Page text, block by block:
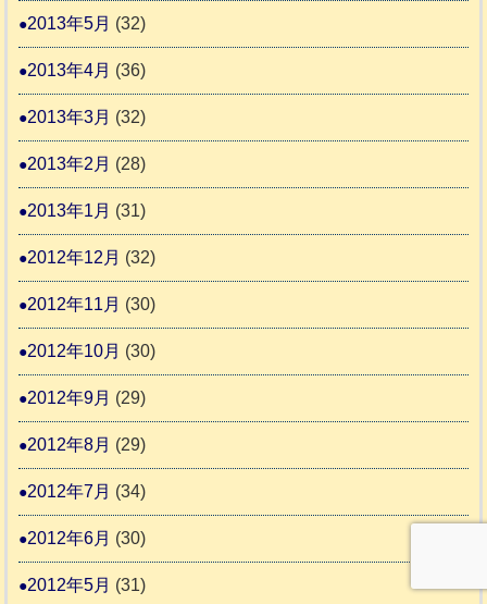
2013年5月 (32)
2013年4月 (36)
2013年3月 (32)
2013年2月 (28)
2013年1月 (31)
2012年12月 (32)
2012年11月 (30)
2012年10月 (30)
2012年9月 (29)
2012年8月 (29)
2012年7月 (34)
2012年6月 (30)
2012年5月 (31)